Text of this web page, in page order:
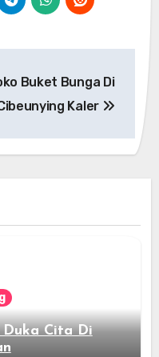
Buket Bunga Di
Kaler
Duka Cita Di